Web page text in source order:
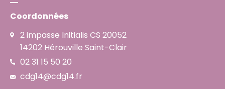
Coordonnées
2 impasse Initialis CS 20052
14202 Hérouville Saint-Clair
02 31 15 50 20
cdg14@cdg14.fr